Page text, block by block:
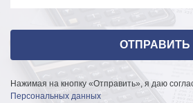
Нажимая на кнопку «Отправить», я даю
Персональных данных